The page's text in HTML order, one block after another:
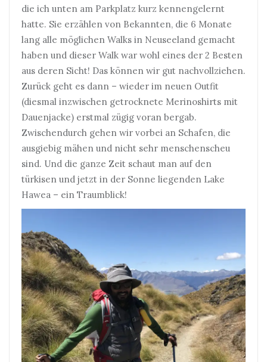
die ich unten am Parkplatz kurz kennengelernt
hatte. Sie erzählen von Bekannten, die 6 Monate
lang alle möglichen Walks in Neuseeland gemacht
haben und dieser Walk war wohl eines der 2 Besten
aus deren Sicht! Das können wir gut nachvollziehen.
Zurück geht es dann – wieder im neuen Outfit
(diesmal inzwischen getrocknete Merinoshirts mit
Dauenjacke) erstmal zügig voran bergab.
Zwischendurch gehen wir vorbei an Schafen, die
ausgiebig mähen und nicht sehr menschenscheu
sind. Und die ganze Zeit schaut man auf den
türkisen und jetzt in der Sonne liegenden Lake
Hawea – ein Traumblick!